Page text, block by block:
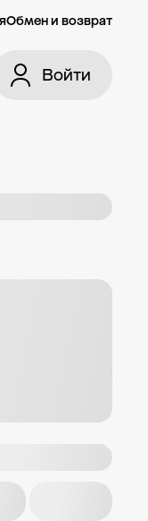
Обмен и возврат
Войти